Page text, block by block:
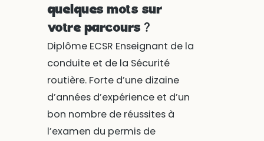
quelques mots sur
votre parcours ?
Diplôme ECSR Enseignant de la
conduite et de la Sécurité
routière. Forte d’une dizaine
d’années d’expérience et d’un
bon nombre de réussites à
l’examen du permis de